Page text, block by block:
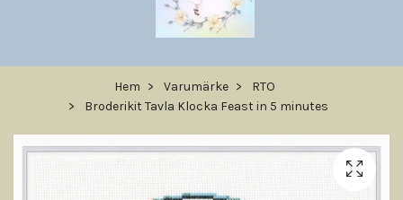
Hem Varumärke
RTO
Broderikit Tavla Klocka Feast in 5 minutes